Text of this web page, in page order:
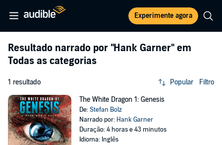
Experimente agora
Resultado narrado por "Hank Garner" em
Todas as categorias
1 resultado Popular Filtro
The White Dragon 1: Genesis
De:Stefan Bolz
Narrado por: Hank Garner
Duração: 4 horas e 43 minutos
Idioma: Inglês